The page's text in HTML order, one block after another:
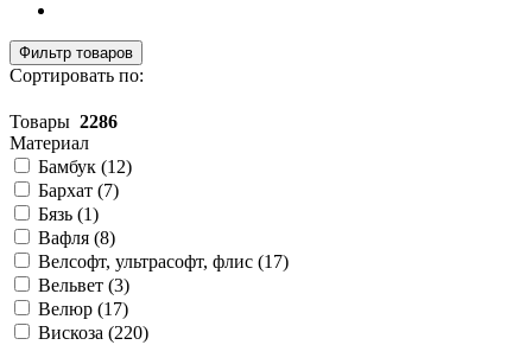
Фильтр товаров
Сортировать по:
Товары 2286
Материал
Бамбук (12)
Бархат (7)
Бязь (1)
Вафля (8)
Велсофт, ультрасофт, флис (17)
Вельвет (3)
Велюр (17)
Вискоза (220)